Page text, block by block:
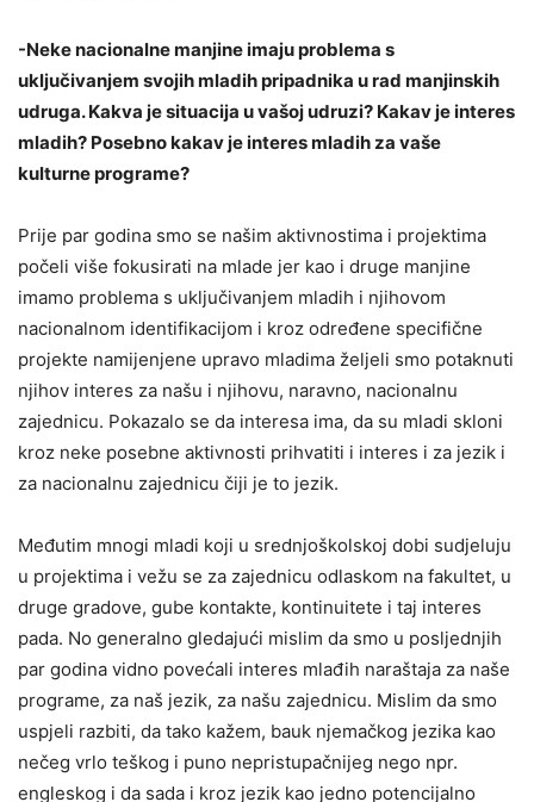
-Neke nacionalne manjine imaju problema s
uključivanjem svojih mladih pripadnika u rad manjinskih
udruga. Kakva je situacija u vašoj udruzi? Kakav je interes
mladih? Posebno kakav je interes mladih za vaše
kulturne programe?
Prije par godina smo se našim aktivnostima i projektima
počeli više fokusirati na mlade jer kao i druge manjine
imamo problema s uključivanjem mladih i njihovom
nacionalnom identifikacijom i kroz određene specifične
projekte namijenjene upravo mladima željeli smo potaknuti
njihov interes za našu i njihovu, naravno, nacionalnu
zajednicu. Pokazalo se da interesa ima, da su mladi skloni
kroz neke posebne aktivnosti prihvatiti i interes i za jezik i
za nacionalnu zajednicu čiji je to jezik.
Međutim mnogi mladi koji u srednjoškolskoj dobi sudjeluju
u projektima i vežu se za zajednicu odlaskom na fakultet, u
druge gradove, gube kontakte, kontinuitete i taj interes
pada. No generalno gledajući mislim da smo u posljednjih
par godina vidno povećali interes mlađih naraštaja za naše
programe, za naš jezik, za našu zajednicu. Mislim da smo
uspjeli razbiti, da tako kažem, bauk njemačkog jezika kao
nečeg vrlo teškog i puno nepristupačnijeg nego npr.
engleskog i da sada i kroz jezik kao jedno potencijalno